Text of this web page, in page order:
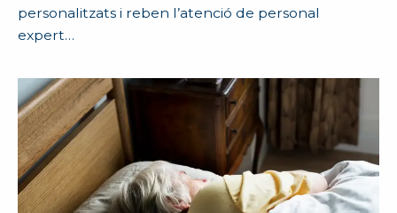
personalitzats i reben l’atenció de personal
expert…